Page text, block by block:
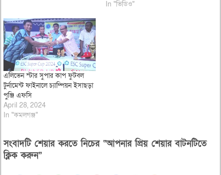
In "ভিডিও"
এলিভেন স্টার সুপার কাপ ফুটবল
টুর্নামেন্ট ফাইনালে চ্যাম্পিয়ন ইসাছড়া
পুঞ্জি এফসি
April 28, 2024
In "কমলগঞ্জ"
সংবাদটি শেয়ার করতে নিচের “আপনার প্রিয় শেয়ার বাটনটিতে
ক্লিক করুন”